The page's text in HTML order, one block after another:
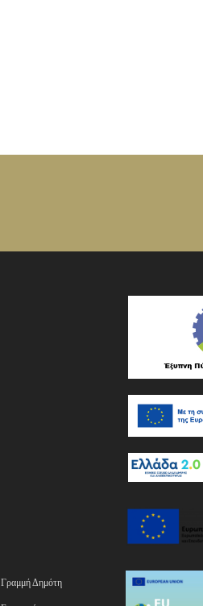
Γραμμή Δημότη